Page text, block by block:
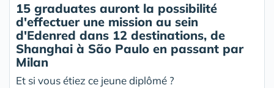
15 graduates auront la possibilité
d'effectuer une mission au sein
d'Edenred dans 12 destinations, de
Shanghai à São Paulo en passant par
Milan
Et si vous étiez ce jeune diplômé ?